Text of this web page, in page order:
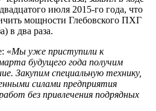
июля 2015-го года, что
мощности Глебовского ПХГ
в два раза.
«Мы уже приступили к
будущего года получим
Закупим специальную технику,
силами предприятия
без привлечения подрядных